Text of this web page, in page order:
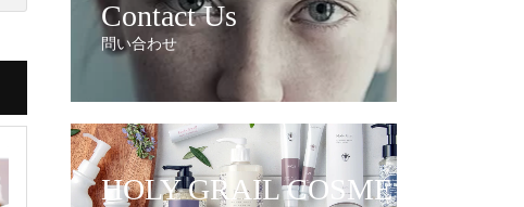
Contact Us
問い合わせ
HOLY GRAIL COSME